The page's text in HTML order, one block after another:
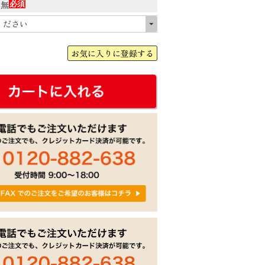
(必
須)
お気に入りに登録する